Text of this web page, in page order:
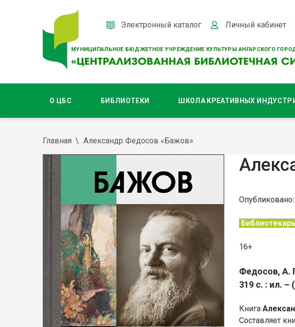
МУНИЦИПАЛЬНОЕ БЮДЖЕТНОЕ УЧРЕЖДЕНИЕ КУЛЬТУРЫ АНГАРСКОГО
Электронный каталог Личный кабинет
О ЦБС БИБЛИОТЕКИ ШКОЛА КРЕАТИВНЫХ
Главная Александр Федосов «Бажов»
16+
Федосов, А.
319 с. : ил.
Книга
Составляет